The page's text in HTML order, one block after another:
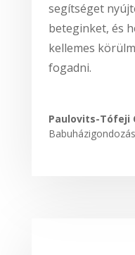
segítséget
beteginket, és
kellemes
fogadni.
Paulovits-Tófeji